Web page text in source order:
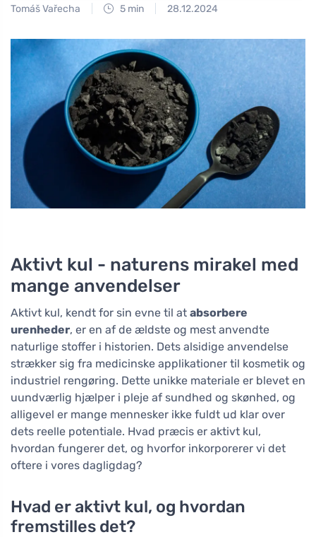
Tomáš Vařecha 5 min 28.12.2024
Aktivt kul - naturens mirakel med
mange anvendelser
Aktivt kul, kendt for sin evne til at absorbere
urenheder, er en af de ældste og mest anvendte
naturlige stoffer i historien. Dets alsidige anvendelse
strækker sig fra medicinske applikationer til kosmetik og
industriel rengøring. Dette unikke materiale er blevet en
uundværlig hjælper i pleje af sundhed og skønhed, og
alligevel er mange mennesker ikke fuldt ud klar over
dets reelle potentiale. Hvad præcis er aktivt kul,
hvordan fungerer det, og hvorfor inkorporerer vi det
oftere i vores dagligdag?
Hvad er aktivt kul, og hvordan
fremstilles det?